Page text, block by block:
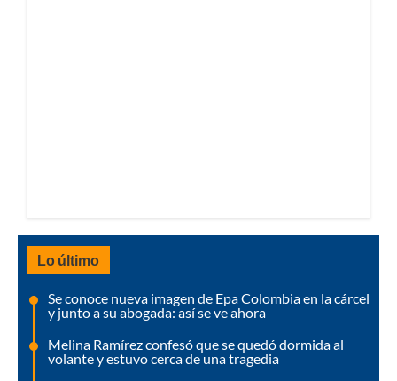
Lo último
Se conoce nueva imagen de Epa Colombia en la cárcel
y junto a su abogada: así se ve ahora
Melina Ramírez confesó que se quedó dormida al
volante y estuvo cerca de una tragedia